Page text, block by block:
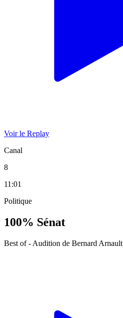
Voir le Replay
Canal
8
11:01
Politique
100% Sénat
Best of - Audition de Bernard Arnault